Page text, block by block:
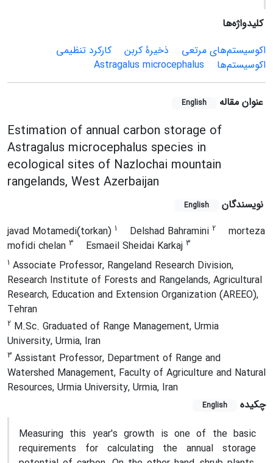
کلیدواژه‌ها
اکوسیستم‌‌های ‌‌مرتعی
ذخیرۀ ‌‌کربن
کارکرد ‌‌تنظیمی
اکوسیستم‌‌ها
Astragalus microcephalus
عنوان مقاله English
Estimation of annual carbon storage of
Astragalus microcephalus species in
ecological sites of Nazlochai mountain
rangelands, West Azerbaijan
نویسندگان English
javad Motamedi(torkan) 1 Delshad Bahramini 2
morteza
mofidi chelan 3 Esmaeil Sheidai Karkaj 3
1 Associate Professor, Rangeland Research Division,
Research Institute of Forests and Rangelands, Agricultural
Research, Education and Extension Organization (AREEO),
Tehran
2 M.Sc. Graduated of Range Management, Urmia
University, Urmia, Iran
3 Assistant Professor, Department of Range and
Watershed Management, Faculty of Agriculture and Natural
Resources, Urmia University, Urmia, Iran
چکیده
English
Measuring this year's growth is one of the basic
requirements for calculating the annual storage